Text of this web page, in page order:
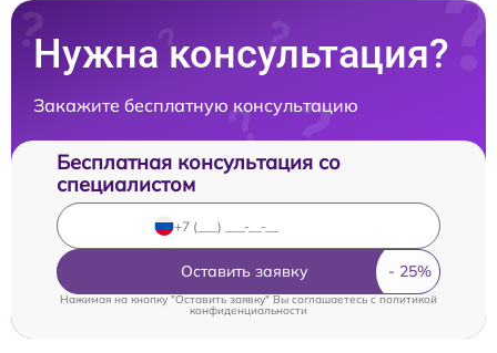
Нужна консультация?
Закажите бесплатную консультацию
Бесплатная консультация со
специалистом
Оставить заявку
Нажимая на кнопку "Оставить заявку" Вы соглашаетесь c политикой
конфиденциальности